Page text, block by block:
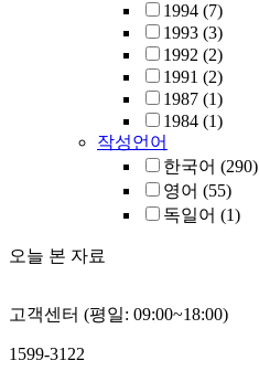
1994 (7)
1993 (3)
1992 (2)
1991 (2)
1987 (1)
1984 (1)
작성언어
한국어 (290)
영어 (55)
독일어 (1)
오늘 본 자료
고객센터 (평일: 09:00~18:00)
1599-3122